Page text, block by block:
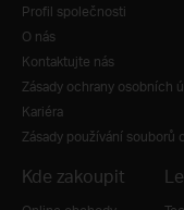
Profil společnosti
O nás
Kontaktujte nás
Zásady ochrany osobních
Kariéra
Zásady používání souborů
Kde zakoupit